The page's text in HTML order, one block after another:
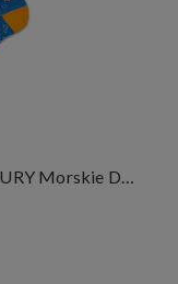
Kolorowe Śmieszne Skarpetki mixTURY Morskie Damskie Męskie Długie Latarnia Morska Koła i Kotwice